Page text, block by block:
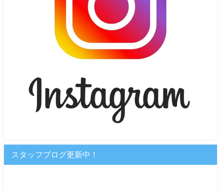
スタッフブログ更新中！